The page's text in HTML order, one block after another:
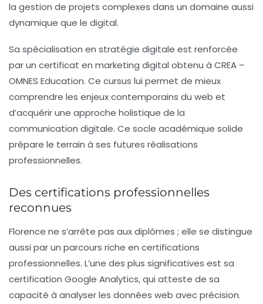
la gestion de projets complexes dans un domaine aussi
dynamique que le digital.
Sa spécialisation en stratégie digitale est renforcée
par un certificat en marketing digital obtenu à CREA –
OMNES Education. Ce cursus lui permet de mieux
comprendre les enjeux contemporains du web et
d’acquérir une approche holistique de la
communication digitale. Ce socle académique solide
prépare le terrain à ses futures réalisations
professionnelles.
Des certifications professionnelles
reconnues
Florence ne s’arrête pas aux diplômes ; elle se distingue
aussi par un parcours riche en certifications
professionnelles. L’une des plus significatives est sa
certification Google Analytics, qui atteste de sa
capacité à analyser les données web avec précision.